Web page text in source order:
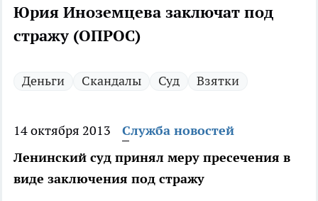
Юрия Иноземцева заключат под
стражу (ОПРОС)
Деньги Скандалы Суд Взятки
14 октября 2013
Служба новостей
Ленинский суд принял меру пресечения в
виде заключения под стражу